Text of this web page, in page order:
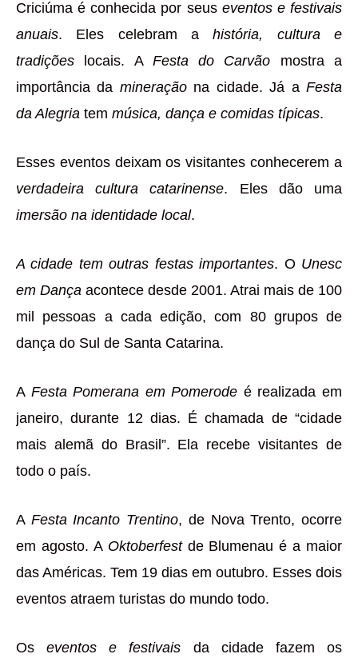
Criciúma é conhecida por seus eventos e festivais
anuais. Eles celebram ahistória, cultura e
tradições locais. A Festa do Carvão mostra a
importância da mineraçãona cidade. Já aFesta
da Alegria tem música, dança e comidas típicas.
Esses eventos deixam os visitantes conhecerem a
verdadeira cultura catarinense. Eles dão uma
imersão na identidade local.
A cidade tem outras festas importantes. O Unesc
em Dança acontece desde 2001. Atrai mais de 100
mil pessoas a cada edição, com 80 grupos de
dança do Sul de Santa Catarina.
A Festa Pomerana em Pomerode é realizada em
janeiro, durante 12 dias. É chamada de “cidade
mais alemã do Brasil”. Ela recebe visitantes de
todo o país.
A Festa Incanto Trentino, de Nova Trento, ocorre
em agosto. A Oktoberfestde Blumenau é a maior
das Américas. Tem 19 dias em outubro. Esses dois
eventos atraem turistas do mundo todo.
Oseventos e festivais da cidade fazem os